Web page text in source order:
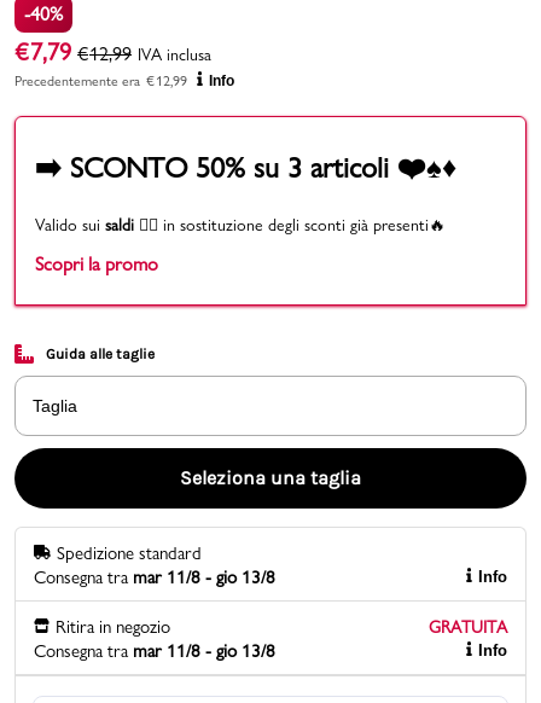
Marchi
Carrello
Promo & News
negozi
pcard
Gift card
-40%
€7,79 €12,99 IVA inclusa
Precedentemente era €12,99 Info
➡️ SCONTO 50% su 3 articoli ❤️♠️♦️
Valido sui saldi 👉🏻 in sostituzione degli sconti già presenti🔥
Scopri la promo
Guida alle taglie
Taglia
Seleziona una taglia
Spedizione standard
Consegna tra mar 11/8 - gio 13/8 Info
Ritira in negozio
GRATUITA
Consegna tra mar 11/8 - gio 13/8 Info